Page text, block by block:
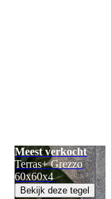
Meest verkocht
Terras+ Grezzo
60x60x4
Bekijk deze tegel